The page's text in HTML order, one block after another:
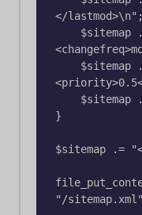
</lastmod>\n";
}
$sitemap .=
"/